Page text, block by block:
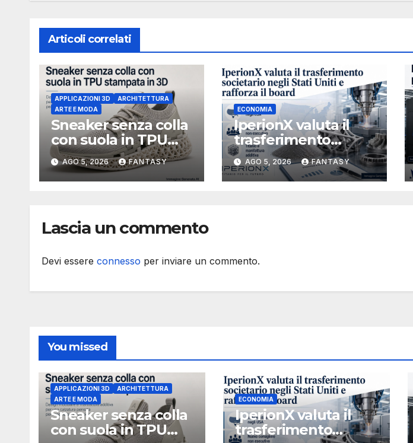
Articoli correlati
APPLICAZIONI 3D
ARCHITETTURA
ARTE E MODA
Sneaker senza colla
con suola in TPU
stampata in 3D
AGO 5, 2026 FANTASY
ECONOMIA
IperionX valuta il
trasferimento
societario negli Stati
Uniti e rafforza il
board, ha nominato
AGO 5, 2026 FANTASY
Lascia un commento
Devi essere connesso per inviare un commento.
You missed
APPLICAZIONI 3D
ARCHITETTURA
ARTE E MODA
Sneaker senza colla
con suola in TPU
ECONOMIA
IperionX valuta il
trasferimento